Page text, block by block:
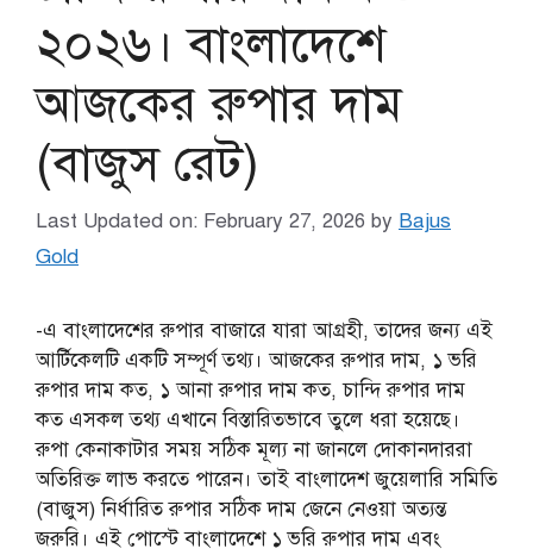
২০২৬। বাংলাদেশে
আজকের রুপার দাম
(বাজুস রেট)
Last Updated on: February 27, 2026 by Bajus
Gold
-এ বাংলাদেশের রুপার বাজারে যারা আগ্রহী, তাদের জন্য এই
আর্টিকেলটি একটি সম্পূর্ণ তথ্য। আজকের রুপার দাম, ১ ভরি
রুপার দাম কত, ১ আনা রুপার দাম কত, চান্দি রুপার দাম
কত এসকল তথ্য এখানে বিস্তারিতভাবে তুলে ধরা হয়েছে।
রুপা কেনাকাটার সময় সঠিক মূল্য না জানলে দোকানদাররা
অতিরিক্ত লাভ করতে পারেন। তাই বাংলাদেশ জুয়েলারি সমিতি
(বাজুস) নির্ধারিত রুপার সঠিক দাম জেনে নেওয়া অত্যন্ত
জরুরি। এই পোস্টে বাংলাদেশে ১ ভরি রুপার দাম এবং